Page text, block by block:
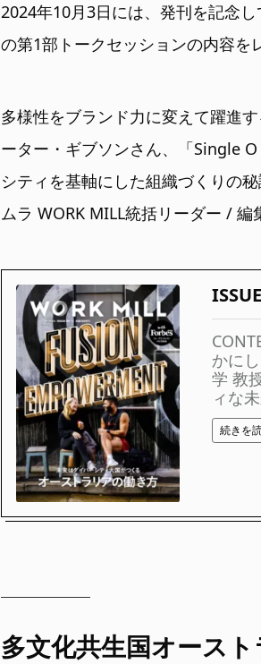
2024年10月3日には、発刊を記念
の第1部トークセッションの内容を
多様性をブランド力に変えて躍進
ーター・ギブソンさん、「Single
シティを基軸にした組織づくりの
ムラ WORK MILL統括リーダー / 編
かに
学 教
ィな
続きを
多文化共生国オース